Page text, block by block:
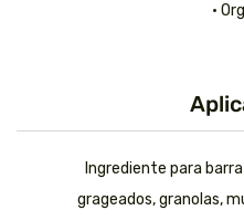
•
Ingrediente para
grageados, granolas,